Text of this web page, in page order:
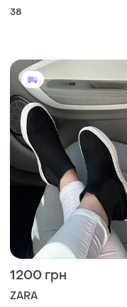
38
1200 грн
ZARA